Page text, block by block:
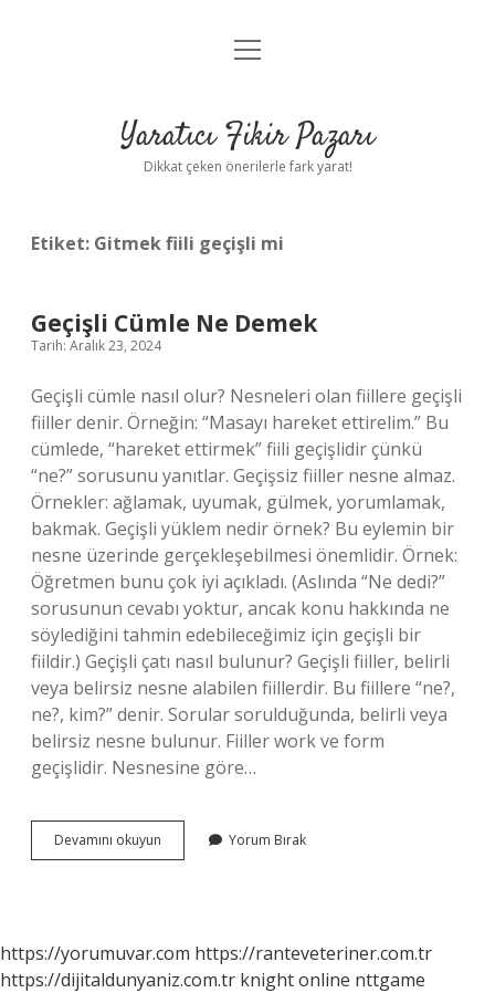
Anasayfa
Yasal Uyarı
menüyü
Yaratıcı Fikir Pazarı
Dikkat çeken önerilerle fark yarat!
Etiket: Gitmek fiili geçişli mi
Geçişli Cümle Ne Demek
Tarih: Aralık 23, 2024
Geçişli cümle nasıl olur? Nesneleri olan fiillere geçişli
fiiller denir. Örneğin: “Masayı hareket ettirelim.” Bu
cümlede, “hareket ettirmek” fiili geçişlidir çünkü
“ne?” sorusunu yanıtlar. Geçişsiz fiiller nesne almaz.
Örnekler: ağlamak, uyumak, gülmek, yorumlamak,
bakmak. Geçişli yüklem nedir örnek? Bu eylemin bir
nesne üzerinde gerçekleşebilmesi önemlidir. Örnek:
Öğretmen bunu çok iyi açıkladı. (Aslında “Ne dedi?”
sorusunun cevabı yoktur, ancak konu hakkında ne
söylediğini tahmin edebileceğimiz için geçişli bir
fiildir.) Geçişli çatı nasıl bulunur? Geçişli fiiller, belirli
veya belirsiz nesne alabilen fiillerdir. Bu fiillere “ne?,
ne?, kim?” denir. Sorular sorulduğunda, belirli veya
belirsiz nesne bulunur. Fiiller work ve form
geçişlidir. Nesnesine göre…
Devamını okuyun
Cümle
Yorum Bırak
https://yorumuvar.com https://ranteveteriner.com.tr
https://dijitaldunyaniz.com.tr knight online nttgame